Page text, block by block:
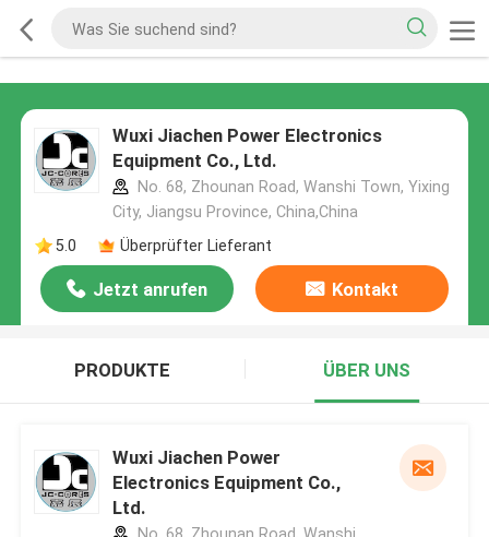
Wuxi Jiachen Power Electronics
Equipment Co., Ltd.
No. 68, Zhounan Road, Wanshi Town, Yixing
City, Jiangsu Province, China,China
5.0
Überprüfter Lieferant
Jetzt anrufen Kontakt
PRODUKTE ÜBER UNS
Wuxi Jiachen Power
Electronics Equipment Co.,
Ltd.